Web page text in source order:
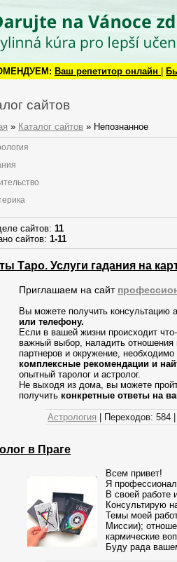
Ваш репетитор онлайн
сайтов
» Каталог сайтов » Непознанное
сайтов:11
сайтов:1-11
Таро. Услуги гадания на
Приглашаем на сайт
Вы можете получить консультацию
или телефону.
Если в вашей жизни происходит
важный выбор, наладить отношения
партнеров и окружение,
комплексные рекомендации и
опытный таролог и астролог.
Не выходя из дома, вы можете
получитьконкретные ответы на
Астрология Переходов: 584
в Праге
Всем привет!
Я
В своей работе
Консультирую
Темы моей
Миссии);
кармические
Буду рада